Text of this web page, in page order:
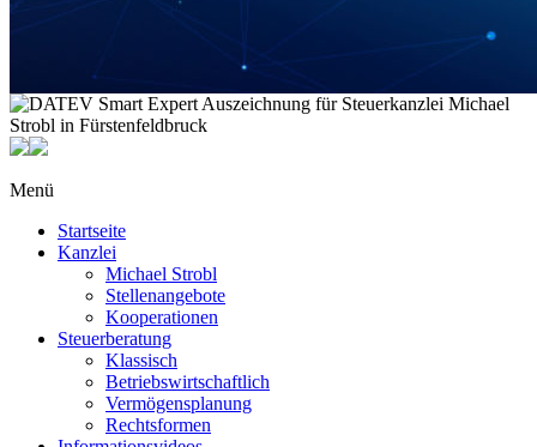
Menü
Startseite
Kanzlei
Michael Strobl
Stellenangebote
Kooperationen
Steuerberatung
Klassisch
Betriebswirtschaftlich
Vermögensplanung
Rechtsformen